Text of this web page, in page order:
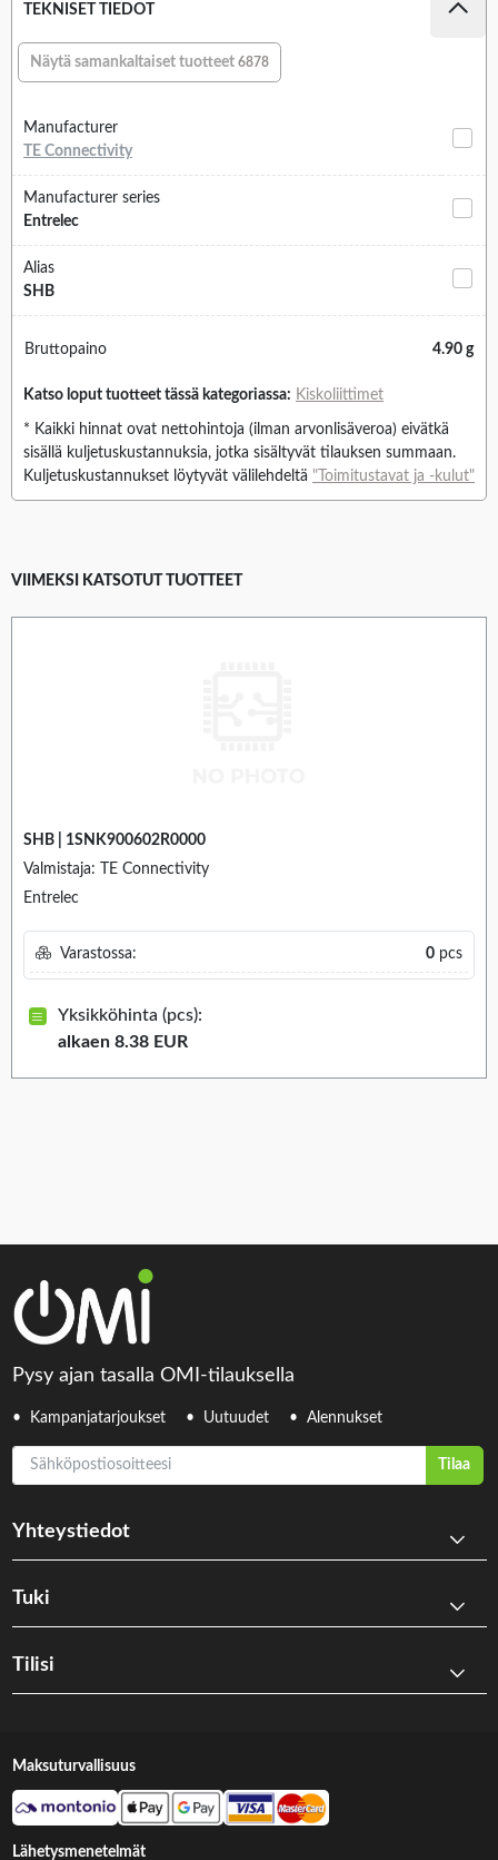
TEKNISET TIEDOT
Näytä samankaltaiset tuotteet 6878
Manufacturer
TE Connectivity
Manufacturer series
Entrelec
Alias
SHB
Bruttopaino 4.90 g
Katso loput tuotteet tässä kategoriassa: Kiskoliittimet
* Kaikki hinnat ovat nettohintoja (ilman arvonlisäveroa) eivätkä
sisällä kuljetuskustannuksia, jotka sisältyvät tilauksen summaan.
Kuljetuskustannukset löytyvät välilehdeltä "Toimitustavat ja -kulut"
VIIMEKSI KATSOTUT TUOTTEET
SHB | 1SNK900602R0000
Valmistaja: TE Connectivity
Entrelec
Varastossa: 0 pcs
Yksikköhinta (pcs):
alkaen 8.38 EUR
Pysy ajan tasalla OMI-tilauksella
Kampanjatarjoukset Uutuudet Alennukset
Sähköpostiosoitteesi
Tilaa
Yhteystiedot
Tuki
Tilisi
Maksuturvallisuus
Lähetysmenetelmät